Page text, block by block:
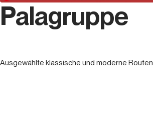
Palagruppe
Ausgewählte klassische und moderne Routen